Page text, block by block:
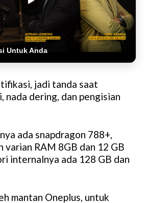
Untuk Anda
jadi tanda saat
nada dering, dan pengisian
ada snapdragon 788+,
varian RAM 8GB dan 12 GB
internalnya ada 128 GB dan
mantan Oneplus, untuk